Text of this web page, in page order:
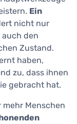
Ein
nicht nur
den
Zustand.
haben,
zu, dass ihnen
gebracht hat.
Menschen